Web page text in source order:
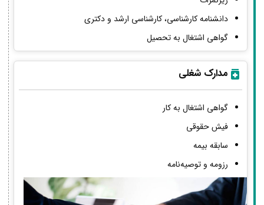
دانشنامه کارشناسی، کارشناسی ارشد و دکتری
گواهی اشتغال به تحصیل
مدارک شغلی
گواهی اشتغال به کار
فیش حقوقی
سابقه بیمه
رزومه و توصیه‌نامه